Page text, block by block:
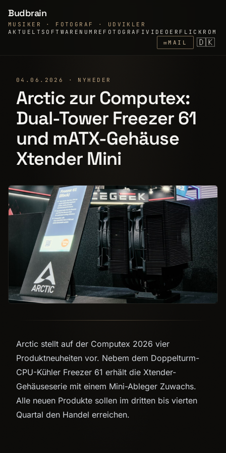
Budbrain
MUSIKER · FOTOGRAF · UDVIKLER
AKTUELT SOFTWARE NUMRE FOTOGRAFIVIDEOER FLICKR OM
✉MAIL 🇩🇰
04.06.2026 · NYHEDER
Arctic zur Computex:
Dual-Tower Freezer 61
und mATX-Gehäuse
Xtender Mini
Arctic stellt auf der Computex 2026 vier
Produktneuheiten vor. Nebem dem Doppelturm-
CPU-Kühler Freezer 61 erhält die Xtender-
Gehäuseserie mit einem Mini-Ableger Zuwachs.
Alle neuen Produkte sollen im dritten bis vierten
Quartal den Handel erreichen.